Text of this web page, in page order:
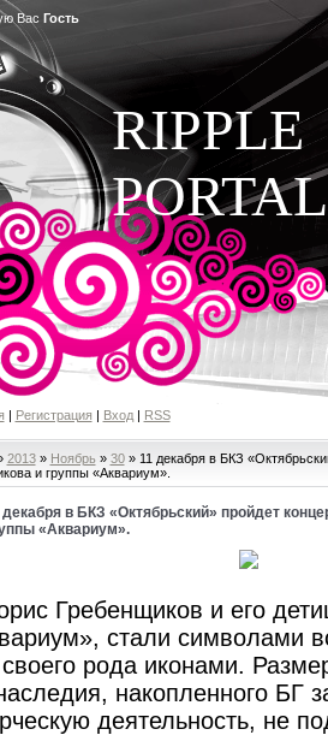
Вас Гость
RIPPLE
PORTAL
| Регистрация| Вход| RSS
2013 » Ноябрь » 30» 11 декабря в БКЗ
и группы «Аквариум».
декабря в БКЗ «Октябрьский» пройдет
«Аквариум».
Гребенщиков и его
стали символами
своего рода иконами.
накопленного БГ
деятельность, не